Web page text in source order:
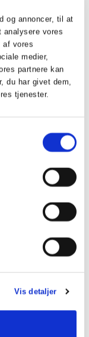
og annoncer, til at
vores
af vores
medier,
partnere kan
du har givet dem,
tjenester.
Vis detaljer
ved simpel
2/3
stemmes ved
med formand,
af komitéen
afholdt.
4 af